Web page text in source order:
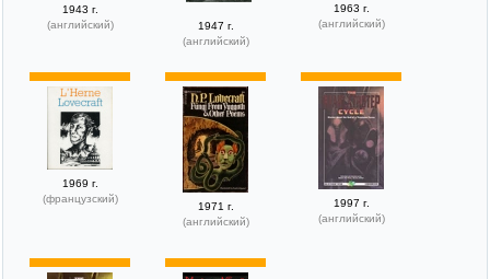
1943 г.
(английский)
1947 г.
(английский)
1963 г.
(английский)
1969 г.
(французский)
1971 г.
(английский)
1997 г.
(английский)